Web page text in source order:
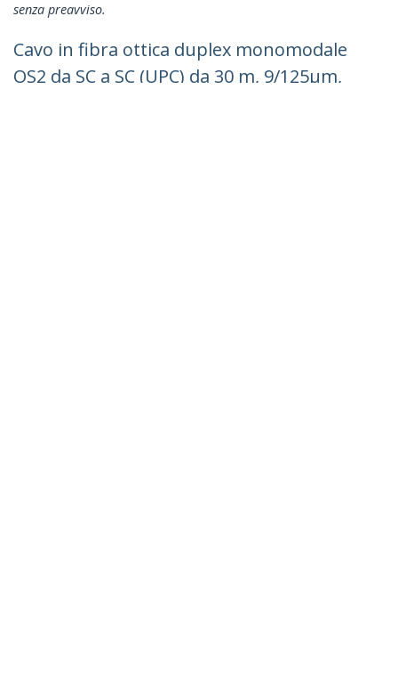
senza preavviso.
Cavo in fibra ottica duplex monomodale
OS2 da SC a SC (UPC) da 30 m, 9/125µm,